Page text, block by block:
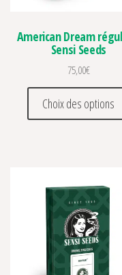
American Dream
Sensi Seeds
75,00€
Choix des options